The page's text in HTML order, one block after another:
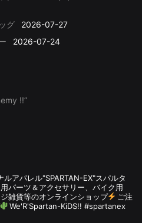
グ
2026-07-27
2026-07-24
!!”
ルアパレル"SPARTAN-EX"スパルタ
パーツ＆アクセサリー、バイク用
雑貨等のオンラインショップ
ご注
We'R'Spartan-KiDS!! #spartanex